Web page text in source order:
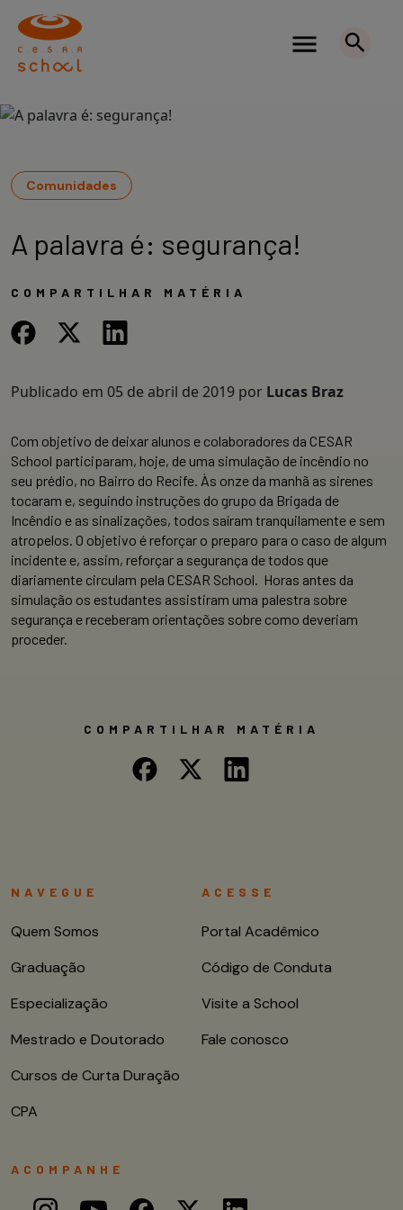
Comunidades
A palavra é: segurança!
COMPARTILHAR MATÉRIA
Publicado em 05 de abril de 2019 por Lucas Braz
Com objetivo de deixar alunos e colaboradores da CESAR
School participaram, hoje, de uma simulação de incêndio no
seu prédio, no Bairro do Recife. Às onze da manhã as sirenes
tocaram e, seguindo instruções do grupo da Brigada de
Incêndio e as sinalizações, todos saíram tranquilamente e sem
atropelos. O objetivo é reforçar o preparo para o caso de algum
incidente e, assim, reforçar a segurança de todos que
diariamente circulam pela CESAR School. Horas antes da
simulação os estudantes assistiram uma palestra sobre
segurança e receberam orientações sobre como deveriam
proceder.
COMPARTILHAR MATÉRIA
NAVEGUE
Quem Somos
Graduação
Especialização
Mestrado e Doutorado
Cursos de Curta Duração
CPA
ACESSE
Portal Acadêmico
Código de Conduta
Visite a School
Fale conosco
ACOMPANHE